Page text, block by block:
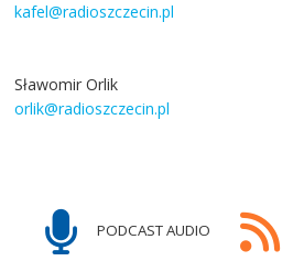
kafel@radioszczecin.pl
Sławomir Orlik
orlik@radioszczecin.pl
PODCAST AUDIO